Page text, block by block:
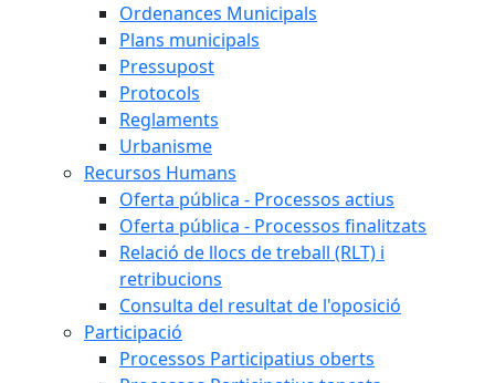
Ordenances Municipals
Plans municipals
Pressupost
Protocols
Reglaments
Urbanisme
Recursos Humans
Oferta pública - Processos actius
Oferta pública - Processos finalitzats
Relació de llocs de treball (RLT) i
retribucions
Consulta del resultat de l'oposició
Participació
Processos Participatius oberts